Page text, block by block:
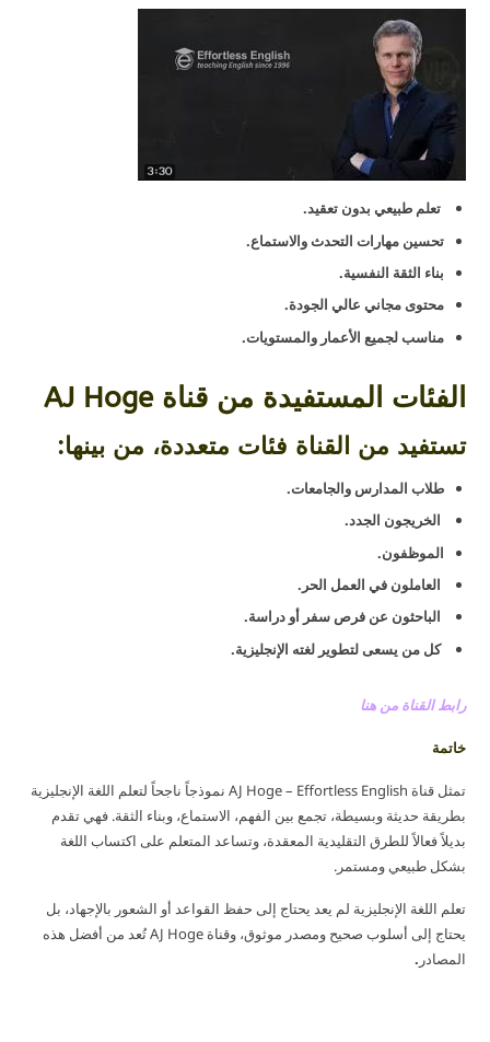
تعلم طبيعي بدون تعقيد.
تحسين مهارات التحدث والاستماع.
بناء الثقة النفسية.
محتوى مجاني عالي الجودة.
مناسب لجميع الأعمار والمستويات.
الفئات المستفيدة من قناة AJ Hoge
تستفيد من القناة فئات متعددة، من بينها:
طلاب المدارس والجامعات.
الخريجون الجدد.
الموظفون.
العاملون في العمل الحر.
الباحثون عن فرص سفر أو دراسة.
كل من يسعى لتطوير لغته الإنجليزية.
رابط القناة من هنا
خاتمة
تمثل قناة AJ Hoge – Effortless English نموذجاً ناجحاً لتعلم اللغة الإنجليزية
بطريقة حديثة وبسيطة، تجمع بين الفهم، الاستماع، وبناء الثقة. فهي تقدم
بديلاً فعالاً للطرق التقليدية المعقدة، وتساعد المتعلم على اكتساب اللغة
بشكل طبيعي ومستمر.
تعلم اللغة الإنجليزية لم يعد يحتاج إلى حفظ القواعد أو الشعور بالإجهاد، بل
يحتاج إلى أسلوب صحيح ومصدر موثوق، وقناة AJ Hoge تُعد من أفضل هذه
المصادر .